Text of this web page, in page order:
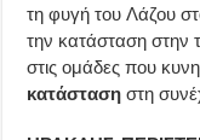
τη φυγή του Λάζου
την κατάσταση στην
στις ομάδες που
κατάσταση στη